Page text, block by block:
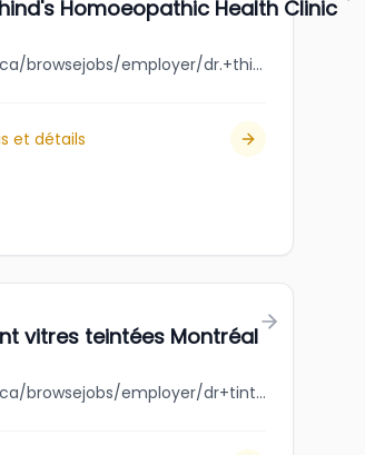
Homoeopathic Health Clinic
jobbank.gc.ca/browsejobs/employer/dr.+thind%27s+homoeopathic+health+clinic/ca
et détails
vitres teintées Montréal
jobbank.gc.ca/browsejobs/employer/dr+tint+vitres+teint%C3%A9es+montr%C3%A9al/ca